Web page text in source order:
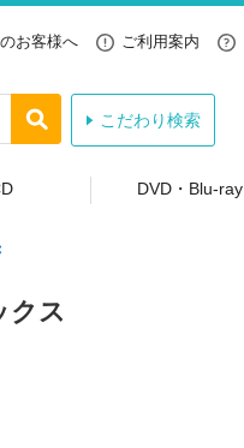
お客様へ ご利用案内
こだわり検索
DVD・Blu-ray
クス